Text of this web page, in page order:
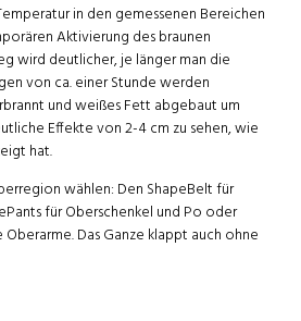
in den gemessenen Bereichen
Aktivierung des braunen
wird deutlicher, je länger man die
von ca. einer Stunde werden
und weißes Fett abgebaut um
Effekte von 2-4 cm zu sehen, wie
hat.
wählen: Den ShapeBelt für
für Oberschenkel und Po oder
Das Ganze klappt auch ohne